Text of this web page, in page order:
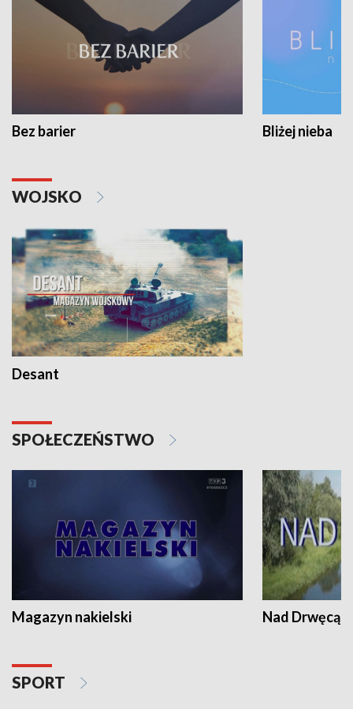
Bez barier Bliżej nieba
WOJSKO
Desant
SPOŁECZEŃSTWO
Magazyn nakielski Nad Drwęcą
SPORT